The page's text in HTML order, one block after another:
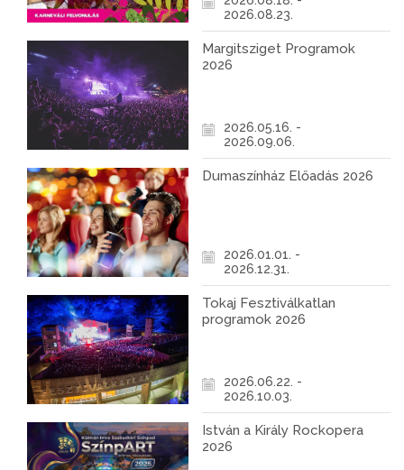
2026.08.23.
Margitsziget Programok
2026
2026.05.16. -
2026.09.06.
Dumaszínház Előadás 2026
2026.01.01. -
2026.12.31.
Tokaj Fesztiválkatlan
programok 2026
2026.06.22. -
2026.10.03.
István a Király Rockopera
2026